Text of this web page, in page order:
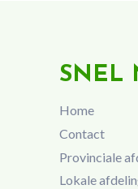
SNEL
Home
Contact
Provinciale
Lokale